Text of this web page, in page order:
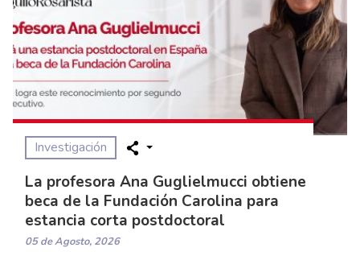
Investigación
La profesora Ana Guglielmucci obtiene
beca de la Fundación Carolina para
estancia corta postdoctoral
05 de Agosto, 2026